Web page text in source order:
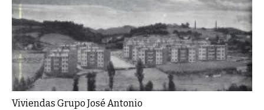
Viviendas Grupo José Antonio